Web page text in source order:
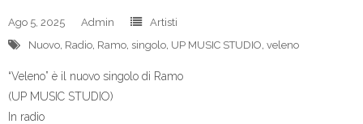
Ago 5, 2025 Admin
Artisti
Nuovo Radio Ramo singolo UP MUSIC STUDIO veleno
“Veleno” è il nuovo singolo di Ramo
(UP MUSIC STUDIO)
In radio